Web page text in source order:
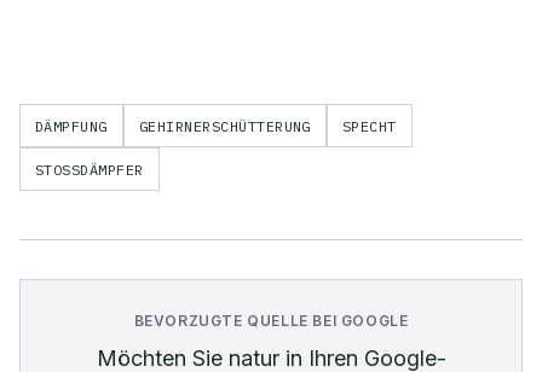
DÄMPFUNG GEHIRNERSCHÜTTERUNG SPECHT
STOSSDÄMPFER
BEVORZUGTE QUELLE BEI GOOGLE
Möchten Sie naturin Ihren Google-